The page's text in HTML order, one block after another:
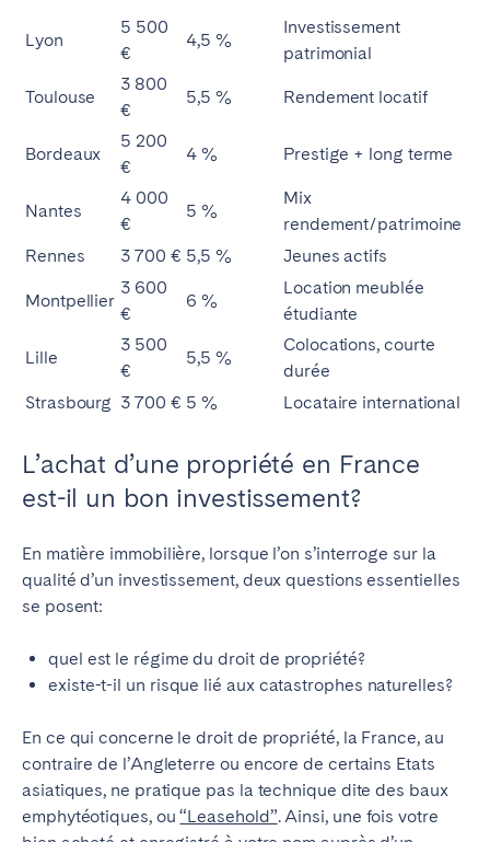
Lyon
5 500
€
4,5 %
Investissement
patrimonial
Toulouse
3 800
€
5,5 % Rendement locatif
Bordeaux
5 200
€
4 % Prestige + long terme
Nantes
4 000
€
5 %
Mix
rendement/patrimoine
Rennes
3 700 € 5,5 % Jeunes actifs
Montpellier
3 600
€
6 %
Location meublée
étudiante
Lille
3 500
€
5,5 %
Colocations, courte
durée
Strasbourg 3 700 € 5 % Locataire international
L’achat d’une propriété en France
est-il un bon investissement?
En matière immobilière, lorsque l’on s’interroge sur la
qualité d’un investissement, deux questions essentielles
se posent:
quel est le régime du droit de propriété?
existe-t-il un risque lié aux catastrophes naturelles?
En ce qui concerne le droit de propriété, la France, au
contraire de l’Angleterre ou encore de certains Etats
asiatiques, ne pratique pas la technique dite des baux
emphytéotiques, ou“Leasehold”. Ainsi, une fois votre